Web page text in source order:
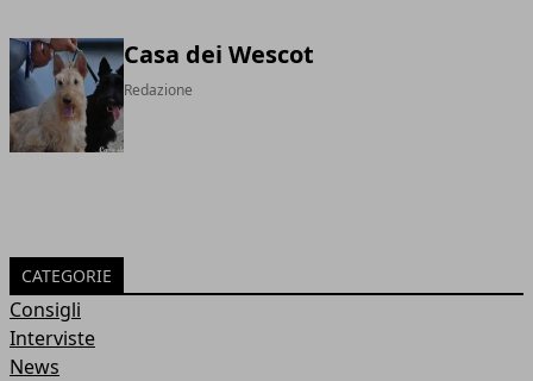
Casa dei Wescot
Redazione
CATEGORIE
Consigli
Interviste
News